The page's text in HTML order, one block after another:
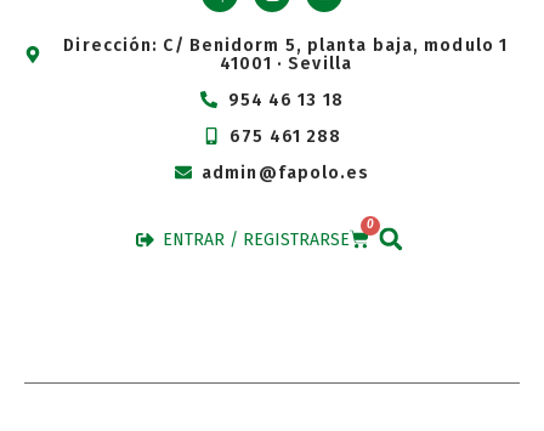
Dirección: C/ Benidorm 5, planta baja, modulo 1
41001 · Sevilla
954 46 13 18
675 461 288
admin@fapolo.es
ENTRAR / REGISTRARSE
0